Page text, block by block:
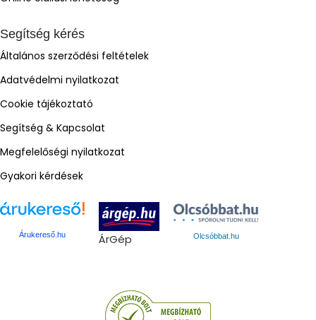
Segítség kérés
Általános szerződési feltételek
Adatvédelmi nyilatkozat
Cookie tájékoztató
Segítség & Kapcsolat
Megfelelőségi nyilatkozat
Gyakori kérdések
Árukereső.hu ÁrGép Olcsóbbat.hu